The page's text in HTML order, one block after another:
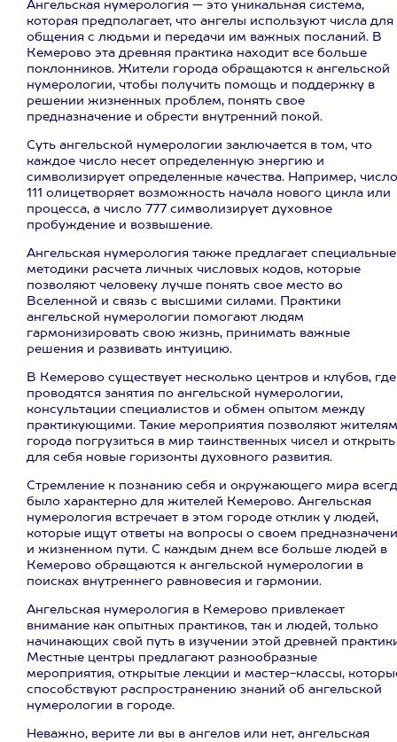
Ангельская нумерология — это уникальная система,
которая предполагает, что ангелы используют числа для
общения с людьми и передачи им важных посланий. В
Кемерово эта древняя практика находит все больше
поклонников. Жители города обращаются к ангельской
нумерологии, чтобы получить помощь и поддержку в
решении жизненных проблем, понять свое
предназначение и обрести внутренний покой.
Суть ангельской нумерологии заключается в том, что
каждое число несет определенную энергию и
символизирует определенные качества. Например, число
111 олицетворяет возможность начала нового цикла или
процесса, а число 777 символизирует духовное
пробуждение и возвышение.
Ангельская нумерология также предлагает специальные
методики расчета личных числовых кодов, которые
позволяют человеку лучше понять свое место во
Вселенной и связь с высшими силами. Практики
ангельской нумерологии помогают людям
гармонизировать свою жизнь, принимать важные
решения и развивать интуицию.
В Кемерово существует несколько центров и клубов, где
проводятся занятия по ангельской нумерологии,
консультации специалистов и обмен опытом между
практикующими. Такие мероприятия позволяют жителям
города погрузиться в мир таинственных чисел и открыть
для себя новые горизонты духовного развития.
Стремление к познанию себя и окружающего мира
было характерно для жителей Кемерово. Ангельская
нумерология встречает в этом городе отклик у людей,
которые ищут ответы на вопросы о своем
и жизненном пути. С каждым днем все больше людей в
Кемерово обращаются к ангельской нумерологии в
поисках внутреннего равновесия и гармонии.
Ангельская нумерология в Кемерово привлекает
внимание как опытных практиков, так и людей, только
начинающих свой путь в изучении этой древней
Местные центры предлагают разнообразные
мероприятия, открытые лекции и мастер-классы,
способствуют распространению знаний об ангельской
нумерологии в городе.
Неважно, верите ли вы в ангелов или нет, ангельская